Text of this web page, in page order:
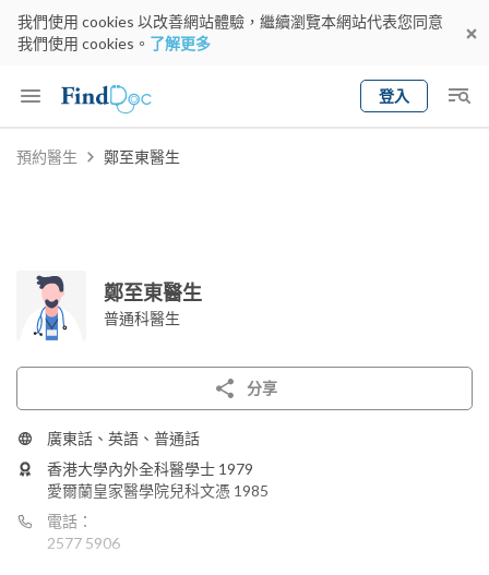
我們使用 cookies 以改善網站體驗，繼續瀏覽本網站代表您同意
我們使用 cookies。 了解更多
登入
Keyword
預約醫生 鄭至東醫生
鄭至東醫生
普通科醫生
分享
廣東話、英語、普通話
香港大學內外全科醫學士 1979
愛爾蘭皇家醫學院兒科文憑 1985
電話：
2577 5906